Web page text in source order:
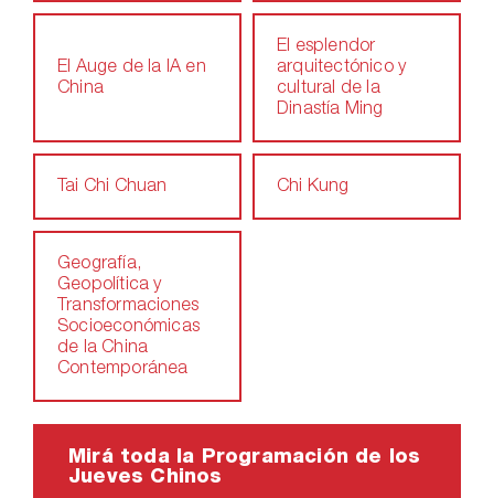
El Auge de la IA en
China
El esplendor
arquitectónico y
cultural de la
Dinastía Ming
Tai Chi Chuan Chi Kung
Geografía,
Geopolítica y
Transformaciones
Socioeconómicas
de la China
Contemporánea
Mirá toda la Programación de los
Jueves Chinos